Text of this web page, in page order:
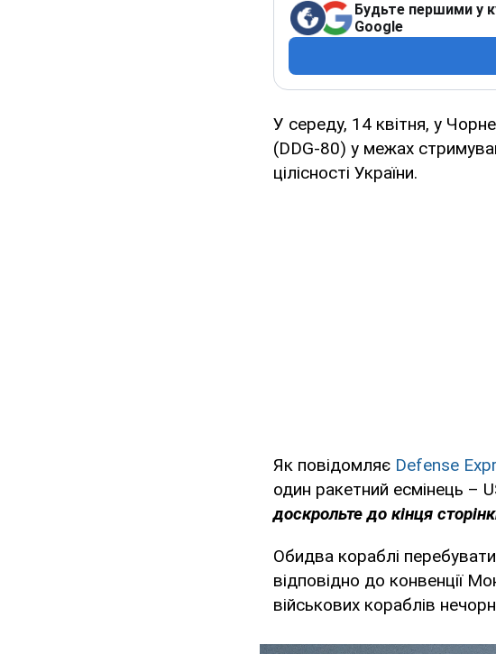
Будьте першими у
Google
У середу, 14 квітня, у
(DDG-80) у межах
цілісності України.
Як повідомляє Defense
один ракетний есмінець –
доскрольте до кінця
Обидва кораблі
відповідно до конвенції
військових кораблів